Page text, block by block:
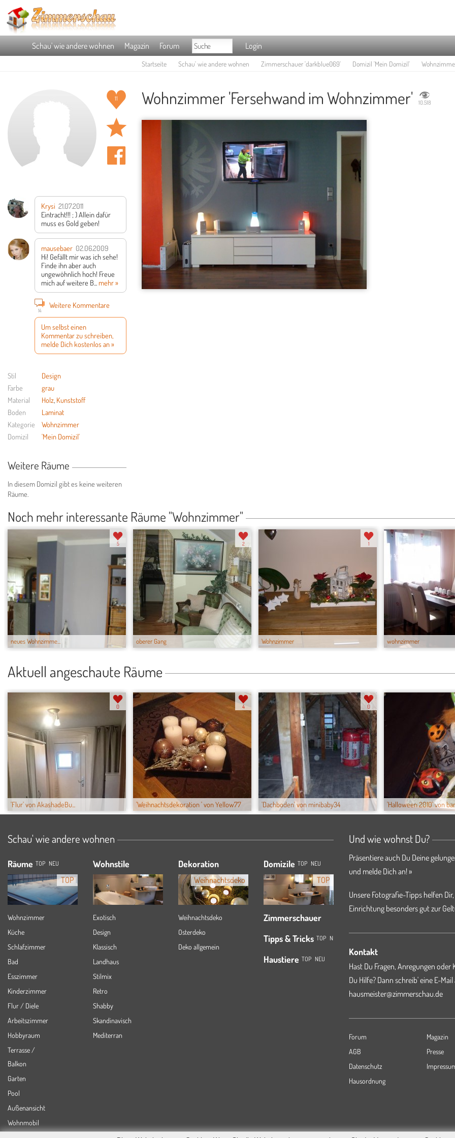
Schau' wie andere wohnen Magazin Forum Login
Startseite Schau' wie andere wohnen Zimmerschauer 'darkblue069' Domizil 'Mein Domizil'
11
Krysi 21.07.2011
Eintracht!!! ; )Allein dafür
muss es Gold geben!
mausebaer 02.06.2009
Hi! Gefällt mir was ich sehe!
Finde ihn aber auch
ungewöhnlich hoch! Freue
mich auf weitere B...mehr »
14
Weitere Kommentare
Um selbst einen
Kommentar zu schreiben,
melde Dich kostenlos an »
Stil
Design
Farbe
grau
Material
Holz, Kunststoff
Boden
Laminat
Kategorie
Wohnzimmer
Domizil
'Mein Domizil'
Weitere Räume
In diesem Domizil gibt es keine weiteren
Räume.
Wohnzimmer 'Fersehwand im Wohnzimmer' 10.518
Noch mehr interessante Räume "Wohnzimmer"
neues Wohnzimme...
5
oberer Gang
2
Wohnzimmer
1
wohnzimmer
Aktuell angeschaute Räume
'Flur' von AkashadeBu...
0
'Weihnachtsdekoration ' von Yellow77
4
'Dachboden' von minibaby34
0
'Halloween 2010' von
Schau' wie andere wohnen
Räume TOP NEU
TOP
Wohnzimmer
Küche
Schlafzimmer
Bad
Esszimmer
Kinderzimmer
Flur / Diele
Arbeitszimmer
Hobbyraum
Terrasse /
Balkon
Garten
Pool
Außenansicht
Wohnmobil
Wohnstile
Exotisch
Design
Klassisch
Landhaus
Stilmix
Retro
Shabby
Skandinavisch
Mediterran
Dekoration
Weihnachtsdeko
Weihnachtsdeko
Osterdeko
Deko allgemein
Domizile TOP NEU
TOP
Zimmerschauer
Tipps & Tricks TOP NEU
Haustiere TOP NEU
Und wie wohnst Du?
Präsentiere auch Du Deine
und melde Dich an! »
Unsere Fotografie-Tipps helfen
Einrichtung besonders gut zur
Kontakt
Hast Du Fragen, Anregungen oder
Du Hilfe? Dann schreib' eine E-Mail
hausmeister@zimmerschau.de
Forum
Magazin
AGB
Presse
Datenschutz
Hausordnung